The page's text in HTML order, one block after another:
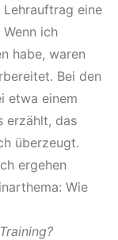
eine
ich
habe, waren
Bei den
etwa einem
erzählt, das
überzeugt.
ergehen
Wie